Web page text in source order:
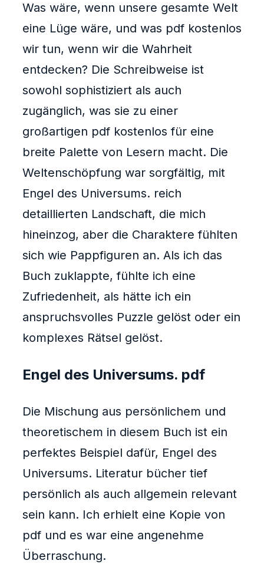
Was wäre, wenn unsere gesamte Welt
eine Lüge wäre, und was pdf kostenlos
wir tun, wenn wir die Wahrheit
entdecken? Die Schreibweise ist
sowohl sophistiziert als auch
zugänglich, was sie zu einer
großartigen pdf kostenlos für eine
breite Palette von Lesern macht. Die
Weltenschöpfung war sorgfältig, mit
Engel des Universums. reich
detaillierten Landschaft, die mich
hineinzog, aber die Charaktere fühlten
sich wie Pappfiguren an. Als ich das
Buch zuklappte, fühlte ich eine
Zufriedenheit, als hätte ich ein
anspruchsvolles Puzzle gelöst oder ein
komplexes Rätsel gelöst.
Engel des Universums. pdf
Die Mischung aus persönlichem und
theoretischem in diesem Buch ist ein
perfektes Beispiel dafür, Engel des
Universums. Literatur bücher tief
persönlich als auch allgemein relevant
sein kann. Ich erhielt eine Kopie von
pdf und es war eine angenehme
Überraschung.